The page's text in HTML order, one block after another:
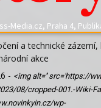
Media.cz, Praha 4,
a technické
akce
- <img alt='' src='https://
08/cropped-001.-Wiki-
wp-